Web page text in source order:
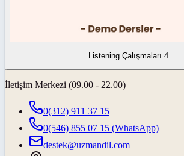
Listening Çalışmaları 4
İletişim Merkezi (09.00 - 22.00)
0(312) 911 37 15
0(546) 855 07 15 (WhatsApp)
destek@uzmandil.com